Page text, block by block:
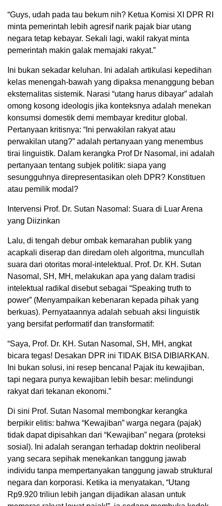
“Guys, udah pada tau bekum nih? Ketua Komisi XI DPR RI
minta pemerintah lebih agresif narik pajak biar utang
negara tetap kebayar. Sekali lagi, wakil rakyat minta
pemerintah makin galak memajaki rakyat.”
Ini bukan sekadar keluhan. Ini adalah artikulasi kepedihan
kelas menengah-bawah yang dipaksa menanggung beban
eksternalitas sistemik. Narasi “utang harus dibayar” adalah
omong kosong ideologis jika konteksnya adalah menekan
konsumsi domestik demi membayar kreditur global.
Pertanyaan kritisnya: “Ini perwakilan rakyat atau
perwakilan utang?” adalah pertanyaan yang menembus
tirai linguistik. Dalam kerangka Prof Dr Nasomal, ini adalah
pertanyaan tentang subjek politik: siapa yang
sesungguhnya direpresentasikan oleh DPR? Konstituen
atau pemilik modal?
Intervensi Prof. Dr. Sutan Nasomal: Suara di Luar Arena
yang Diizinkan
Lalu, di tengah debur ombak kemarahan publik yang
acapkali diserap dan diredam oleh algoritma, muncullah
suara dari otoritas moral-intelektual. Prof. Dr. KH. Sutan
Nasomal, SH, MH, melakukan apa yang dalam tradisi
intelektual radikal disebut sebagai “Speaking truth to
power” (Menyampaikan kebenaran kepada pihak yang
berkuas). Pernyataannya adalah sebuah aksi linguistik
yang bersifat performatif dan transformatif:
“Saya, Prof. Dr. KH. Sutan Nasomal, SH, MH, angkat
bicara tegas! Desakan DPR ini TIDAK BISA DIBIARKAN.
Ini bukan solusi, ini resep bencana! Pajak itu kewajiban,
tapi negara punya kewajiban lebih besar: melindungi
rakyat dari tekanan ekonomi.”
Di sini Prof. Sutan Nasomal membongkar kerangka
berpikir elitis: bahwa “Kewajiban” warga negara (pajak)
tidak dapat dipisahkan dari “Kewajiban” negara (proteksi
sosial). Ini adalah serangan terhadap doktrin neoliberal
yang secara sepihak menekankan tanggung jawab
individu tanpa mempertanyakan tanggung jawab struktural
negara dan korporasi. Ketika ia menyatakan, “Utang
Rp9.920 triliun lebih jangan dijadikan alasan untuk